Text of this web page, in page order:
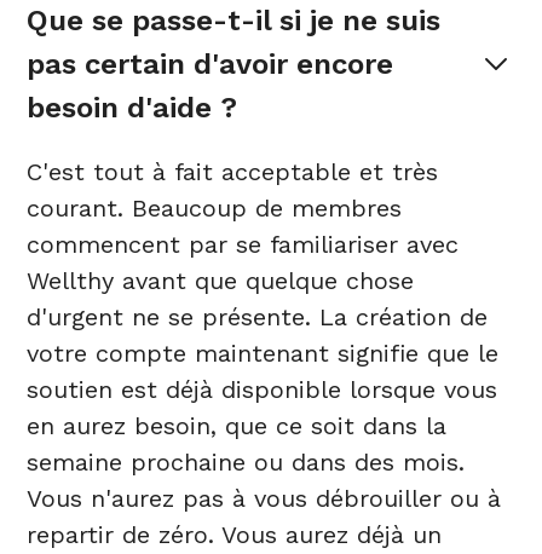
Que se passe-t-il si je ne suis
pas certain d'avoir encore
besoin d'aide ?
C'est tout à fait acceptable et très
courant. Beaucoup de membres
commencent par se familiariser avec
Wellthy avant que quelque chose
d'urgent ne se présente. La création de
votre compte maintenant signifie que le
soutien est déjà disponible lorsque vous
en aurez besoin, que ce soit dans la
semaine prochaine ou dans des mois.
Vous n'aurez pas à vous débrouiller ou à
repartir de zéro. Vous aurez déjà un